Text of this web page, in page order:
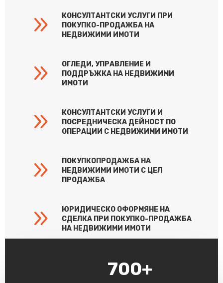
9
КОНСУЛТАНТСКИ УСЛУГИ ПРИ
ПОКУПКО-ПРОДАЖБА НА
НЕДВИЖИМИ ИМОТИ
9
ОГЛЕДИ, УПРАВЛЕНИЕ И
ПОДДРЪЖКА НА НЕДВИЖИМИ
ИМОТИ
9
КОНСУЛТАНТСКИ УСЛУГИ И
ПОСРЕДНИЧЕСКА ДЕЙНОСТ ПО
ОПЕРАЦИИ С НЕДВИЖИМИ ИМОТИ
9
ПОКУПКОПРОДАЖБА НА
НЕДВИЖИМИ ИМОТИ С ЦЕЛ
ПРОДАЖБА
9
ЮРИДИЧЕСКО ОФОРМЯНЕ НА
СДЕЛКА ПРИ ПОКУПКО-ПРОДАЖБА
НА НЕДВИЖИМИ ИМОТИ
700+